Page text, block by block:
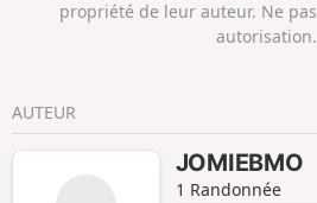
propriété de leur auteur. Ne
autorisation.
AUTEUR
JOMIEBMO
1 Randonnée